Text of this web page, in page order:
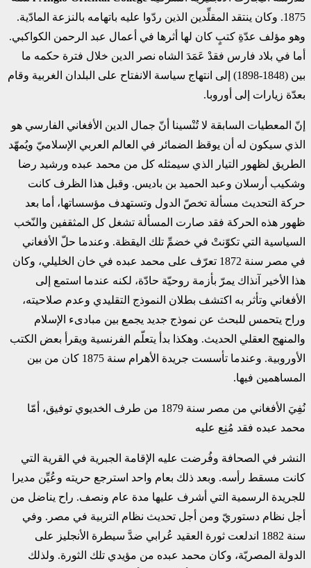
1875. وكان ينتقد المقلِّدين الذين ردّوا عليه باتهامه بالنزعة المادّية.
وهو مؤلف عدّةِ كتبٍ كان لها أثرها في أعمال عبد الرحمن الكواكبي.
أما في بلاد فارس فقدْ عَمَدَ الشاه نصر الدين خلال فترة حكمه ما
بين (1848-1898) إلى انتهاج سياسة الانفتاح على البلدان الغربية وقام
بعدّة زيارات إلى أوروبا.
إنّ المعطيات السابقة لا تُنْسينا أنّ جمال الدين الأفغاني الفارسي هو
الذي سيكون له أن يوقظ الضمائر في العالم العربي الإسلاميّ ويُمهّد
الطريق لظهور التيار الذي سيمثله كل من محمد عبده ورشيد رضا
وشكيب أرسلان وعبد الحميد بن باديس. وقبل هذا الظرف كانت
حركة التحديث مسألة تخصّ الدول وتستهدف مؤسساتها، أما بعد
ظهور هذه الحركة فقد صارت المسألة تشغل كل المثقفين والنّخب
السياسية التي تكوّنتْ في خضمِّ تلك اليقظة. وعندما حلّ الأفغاني
في مصر سنة 1872 تعرّف على محمد عبده في خان الخليلي، وكان
هذا الأخير آنذاك يمرّ بأزمة روحيّة حادّة، لكنه عندما استمع إلى
الأفغاني وتأثر به اكتشف بطلان النموذج التقليدي وعدم صلاحيته،
وراح يتحمس للبحث عن نموذج جديد يجمع بين مبادىء الإسلام
والمنهج العقلي الحديث. وهكذا بدأ يتعلّم الفرنسية ويقرأ بعض الكتب
الأوروبية. وعندما تأسست جريدة الأهرام سنة 1875 كان من بين
المساهمين فيها.
نُفِيَ الأفغاني من مصر سنة 1879 من طرف الخديوي توفيق، أمّا
محمد عبده فقد مُنِع عليه
النشر في الصحافة وفُرضت عليه الإقامة الجبرية في القرية التي
كانت مسقط رأسه. وبعد ذلك بعام واحد استرجع حريته وعُيِّن مديرا
للجريدة الرسمية التي أشرف عليها مدة عام ونصف. راح يناضل من
أجل نظام دستوريّ ومن أجل تحديث نظام التربية في مصر. وفي
سنة 1882 اندلعت ثورة العقيد عُرابي ضدَّ سيطرة الأنجليز على
الدولة المصريّة، وكان محمد عبده من مؤيدي تلك الثورة. ولذلك